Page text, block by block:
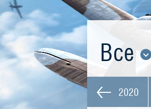
Все
2020